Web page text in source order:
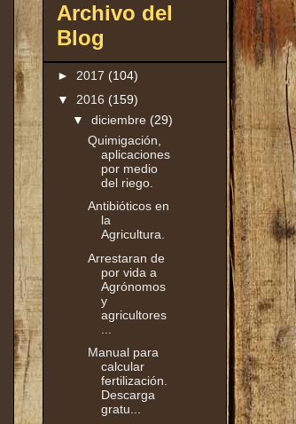
Archivo del
Blog
► 2017 (104)
▼ 2016 (159)
▼ diciembre (29)
Quimigación,
aplicaciones
por medio
del riego.
Antibióticos en
la
Agricultura.
Arrestaran de
por vida a
Agrónomos
y
agricultores
Manual para
calcular
fertilización.
Descarga
gratu...